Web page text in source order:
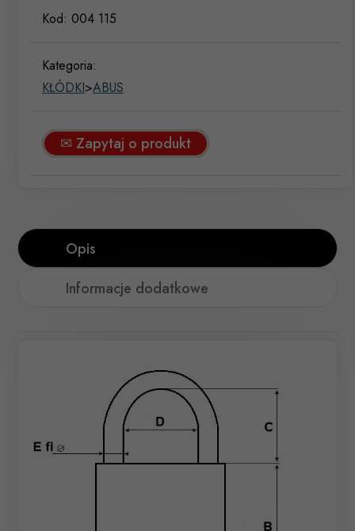
Kod: 004 115
Kategoria:
KŁÓDKI>ABUS
✉ Zapytaj o produkt
Opis
Informacje dodatkowe